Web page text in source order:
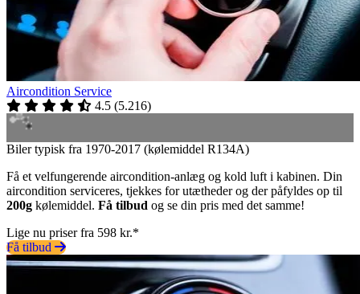
Aircondition Service
4.5 (5.216)
Biler typisk fra 1970-2017 (kølemiddel R134A)
Få et velfungerende aircondition-anlæg og kold luft i kabinen. Din
aircondition serviceres, tjekkes for utætheder og der påfyldes op til
200g kølemiddel. Få tilbud og se din pris med det samme!
Lige nu priser fra 598 kr.*
Få tilbud